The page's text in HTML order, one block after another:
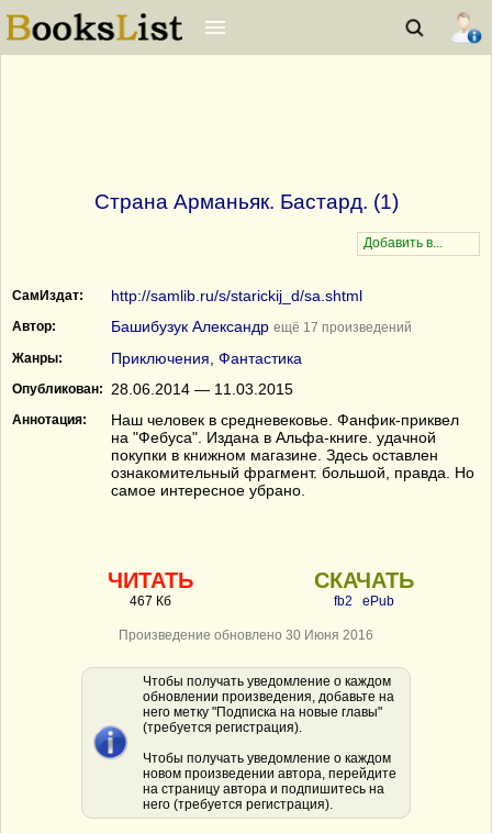
Страна Арманьяк. Бастард. (1)
СамИздат: http://samlib.ru/s/starickij_d/sa.shtml
Автор: Башибузук Александр ещё 17 произведений
Жанры:
Приключения Фантастика
Опубликован: 28.06.2014 — 11.03.2015
Аннотация:
Наш человек в средневековье. Фанфик-приквел
на "Фебуса". Издана в Альфа-книге. удачной
покупки в книжном магазине. Здесь оставлен
ознакомительный фрагмент. большой, правда. Но
самое интересное убрано.
ЧИТАТЬ
467 Кб
СКАЧАТЬ
fb2 ePub
Произведение обновлено 30 Июня 2016
Чтобы получать уведомление о каждом
обновлении произведения, добавьте на
него метку "Подписка на новые главы"
(требуется регистрация).
Чтобы получать уведомление о каждом
новом произведении автора, перейдите
на страницу автора и подпишитесь на
него (требуется регистрация).